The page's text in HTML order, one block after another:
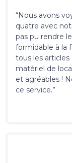
“Nous avons
quatre avec
pas pu rendre
formidable à la
tous les
matériel de
et agréables !
ce service.”